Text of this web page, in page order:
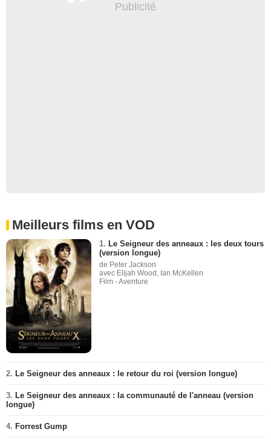
Meilleurs films en VOD
1. Le Seigneur des anneaux : les deux tours
(version longue)
de Peter Jackson
avec Elijah Wood, Ian McKellen
Film - Aventure
2. Le Seigneur des anneaux : le retour du roi (version longue)
3. Le Seigneur des anneaux : la communauté de l'anneau (version
longue)
4. Forrest Gump